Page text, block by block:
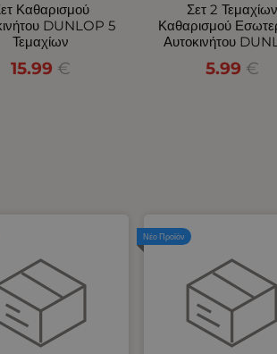
Καθαρισμού
DUNLOP 5
Τεμαχίων
15.99 €
Σετ 2 Τεμαχίων
Καθαρισμού
Αυτοκινήτου
5.99 €
Νέο Προϊόν